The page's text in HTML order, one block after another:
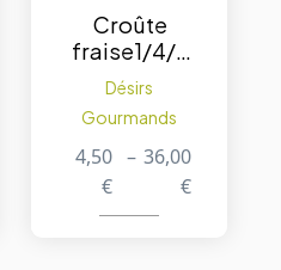
Croûte
fraise1/4/6
/8 p.
Désirs
Gourmands
4,50
€
– 36,00
€